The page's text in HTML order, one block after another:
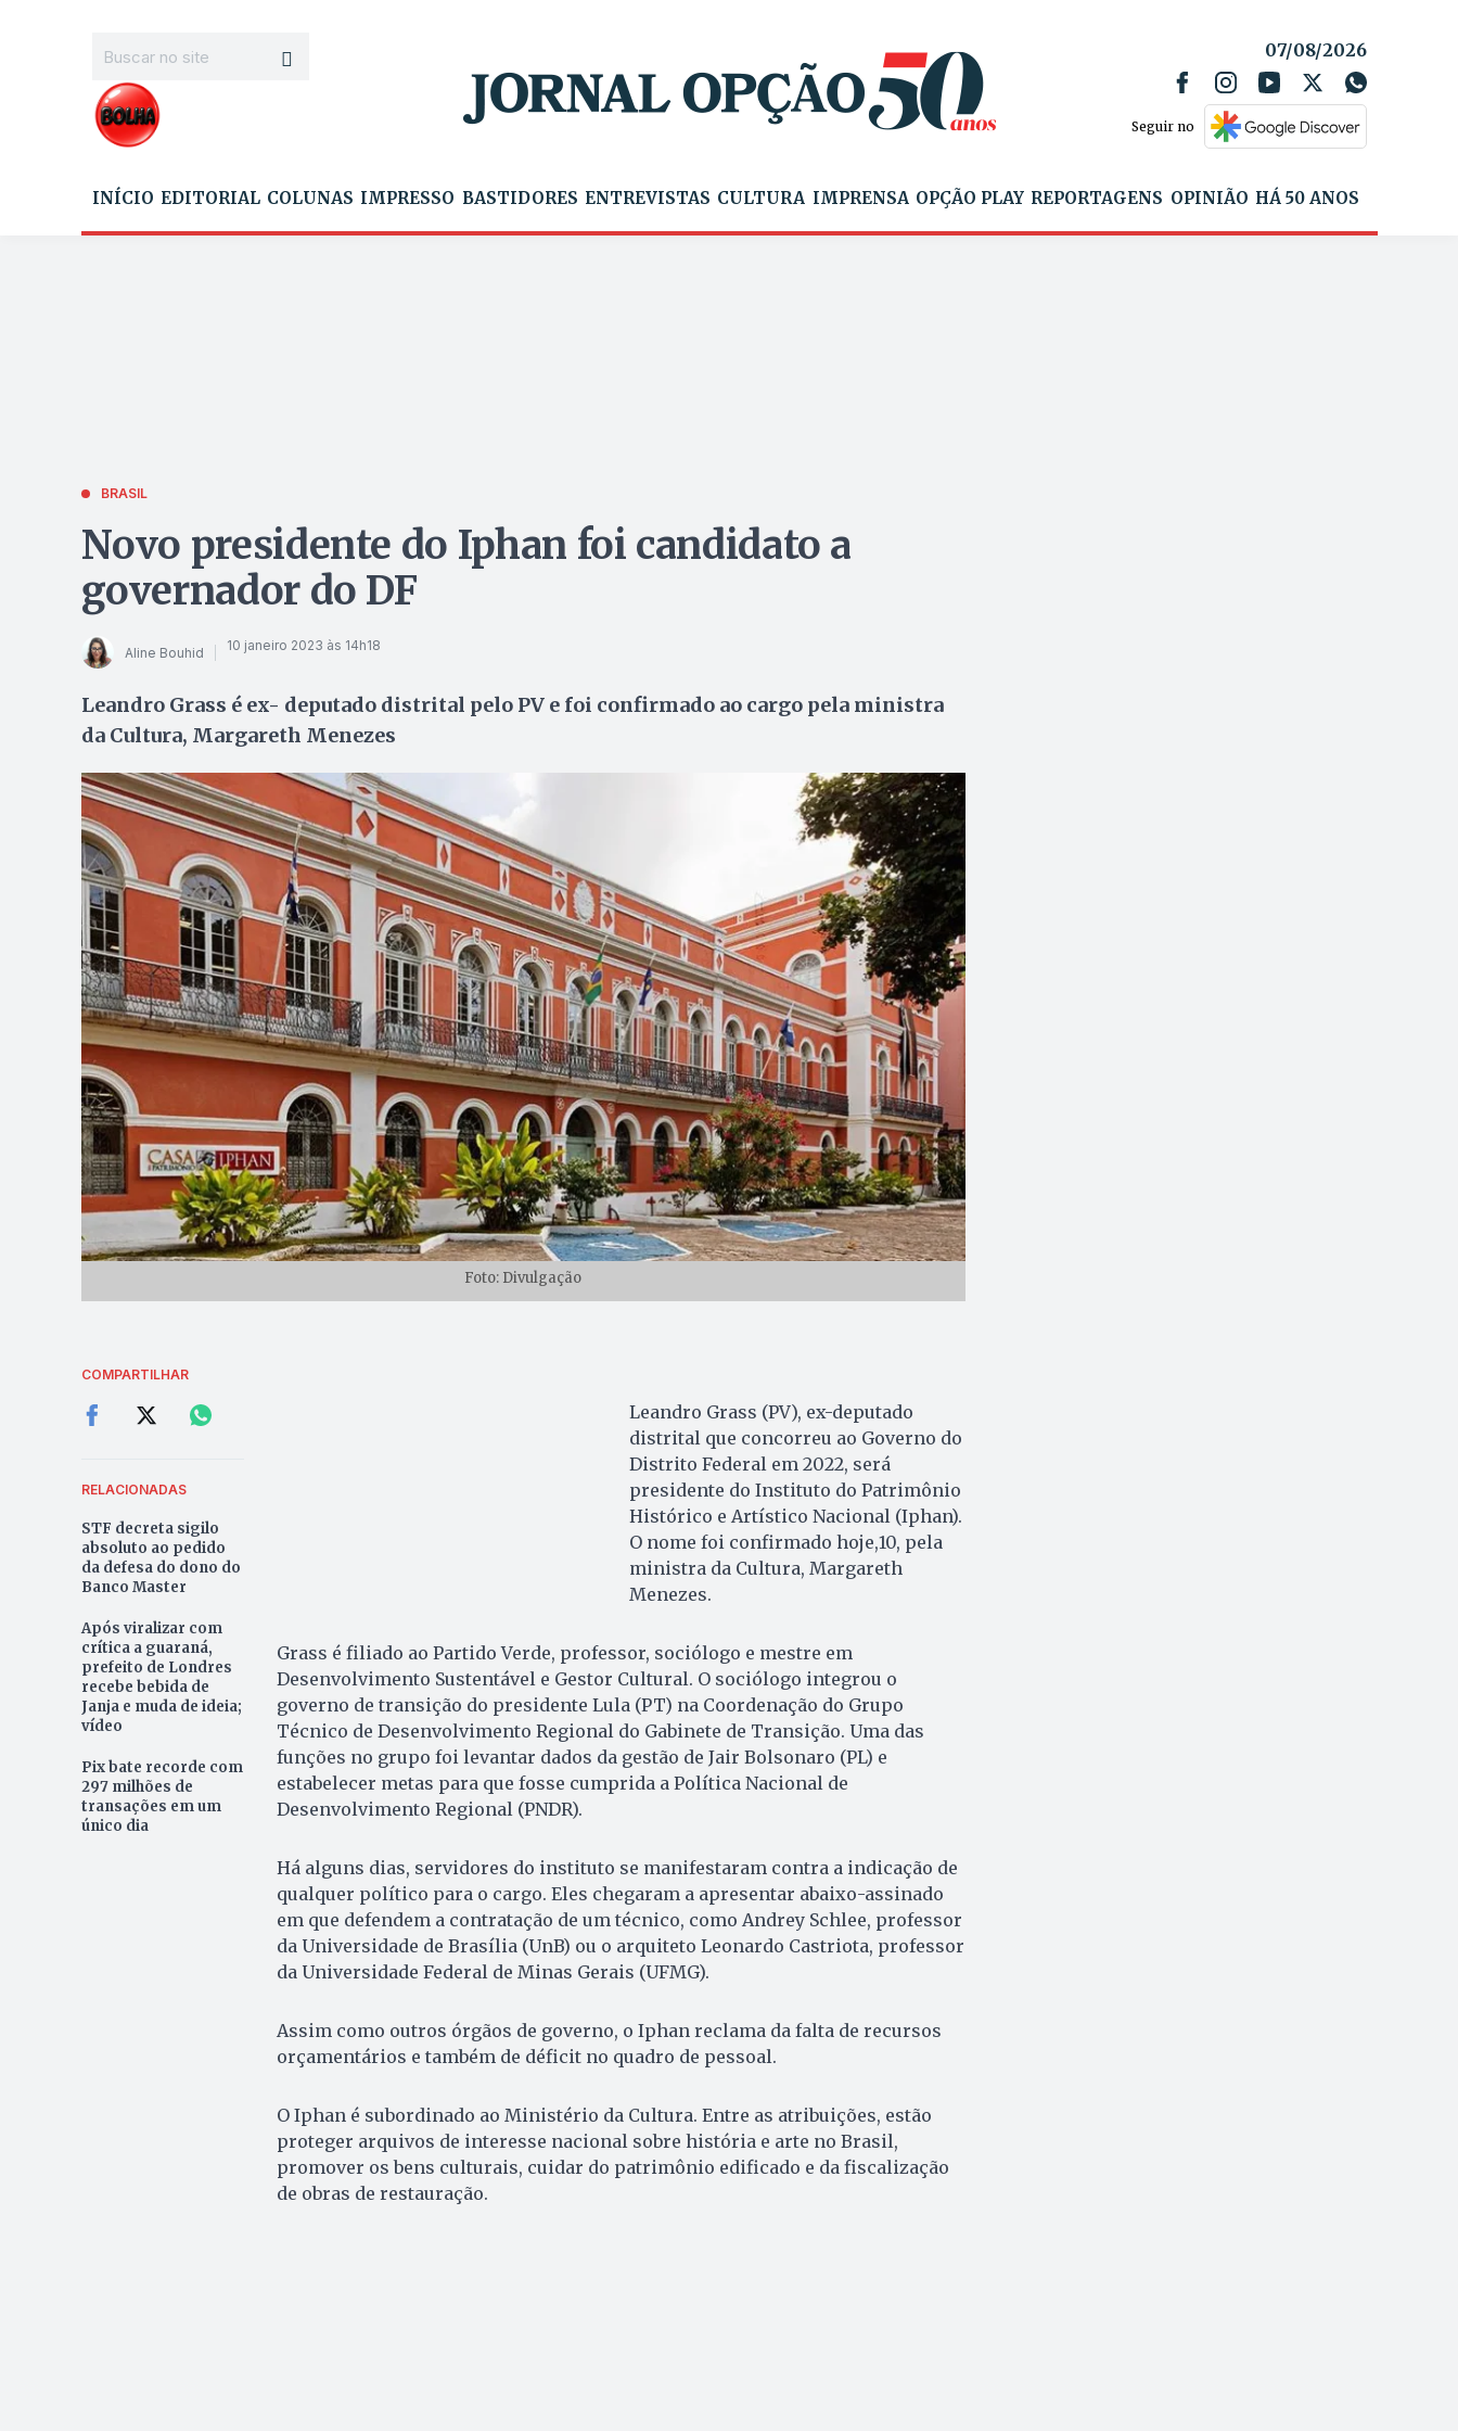
07/08/2026
Seguir no
INÍCIO EDITORIAL COLUNAS IMPRESSO BASTIDORES ENTREVISTAS CULTURA IMPRENSA OPÇÃO PLAY REPORTAGENS OPINIÃO HÁ 50 ANOS
BRASIL
Novo presidente do Iphan foi candidato a
governador do DF
Aline Bouhid 10 janeiro 2023 às 14h18
Leandro Grass é ex- deputado distrital pelo PV e foi confirmado ao cargo pela ministra
da Cultura, Margareth Menezes
Foto: Divulgação
COMPARTILHAR
RELACIONADAS
STF decreta sigilo
absoluto ao pedido
da defesa do dono do
Banco Master
Após viralizar com
crítica a guaraná,
prefeito de Londres
recebe bebida de
Janja e muda de ideia;
vídeo
Pix bate recorde com
297 milhões de
transações em um
único dia
Leandro Grass (PV), ex-deputado
distrital que concorreu ao Governo do
Distrito Federal em 2022, será
presidente do Instituto do Patrimônio
Histórico e Artístico Nacional (Iphan).
O nome foi confirmado hoje,10, pela
ministra da Cultura, Margareth
Menezes.
Grass é filiado ao Partido Verde, professor, sociólogo e mestre em
Desenvolvimento Sustentável e Gestor Cultural. O sociólogo integrou o
governo de transição do presidente Lula (PT) na Coordenação do Grupo
Técnico de Desenvolvimento Regional do Gabinete de Transição. Uma das
funções no grupo foi levantar dados da gestão de Jair Bolsonaro (PL) e
estabelecer metas para que fosse cumprida a Política Nacional de
Desenvolvimento Regional (PNDR).
Há alguns dias, servidores do instituto se manifestaram contra a indicação de
qualquer político para o cargo. Eles chegaram a apresentar abaixo-assinado
em que defendem a contratação de um técnico, como Andrey Schlee, professor
da Universidade de Brasília (UnB) ou o arquiteto Leonardo Castriota, professor
da Universidade Federal de Minas Gerais (UFMG).
Assim como outros órgãos de governo, o Iphan reclama da falta de recursos
orçamentários e também de déficit no quadro de pessoal.
O Iphan é subordinado ao Ministério da Cultura. Entre as atribuições, estão
proteger arquivos de interesse nacional sobre história e arte no Brasil,
promover os bens culturais, cuidar do patrimônio edificado e da fiscalização
de obras de restauração.